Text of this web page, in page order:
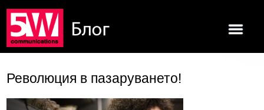
Революция в пазаруването!